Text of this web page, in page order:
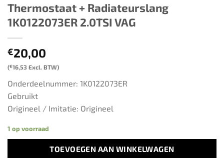
Thermostaat + Radiateurslang ​​
1K0122073ER​ ​​​2.0TSI VAG
€20,00
(€16,53 Excl. BTW)
Onderdeelnummer: 1K0122073ER
Gebruikt
Origineel / Imitatie: Origineel
1 op voorraad
TOEVOEGEN AAN WINKELWAGEN